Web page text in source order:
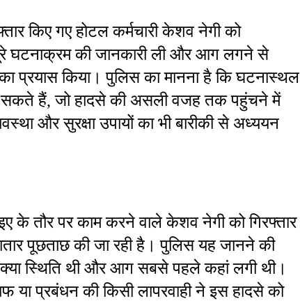
किए गए होटल कर्मचारी केशव नेगी को
घटनाक्रम की जानकारी ली और आग लगने से
किया। पुलिस का मानना है कि घटनास्थल
सकते हैं, जो हादसे की असली वजह तक पहुंचने में
और सुरक्षा उपायों का भी बारीकी से अध्ययन
के तौर पर काम करने वाले केशव नेगी को गिरफ्तार
पूछताछ की जा रही है। पुलिस यह जानने की
स्थिति थी और आग सबसे पहले कहां लगी थी।
या प्रबंधन की किसी लापरवाही ने इस हादसे को